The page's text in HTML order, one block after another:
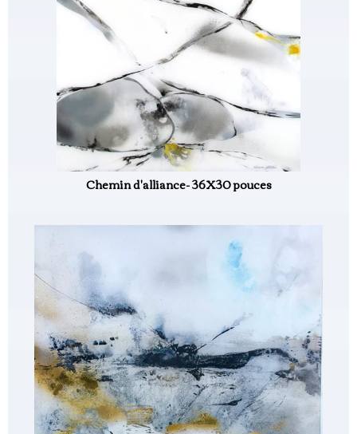
Chemin d'alliance- 36X30 pouces